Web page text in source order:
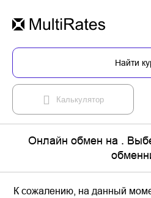
Найти
Калькулятор
Онлайн обмен на .
К сожалению, на данный